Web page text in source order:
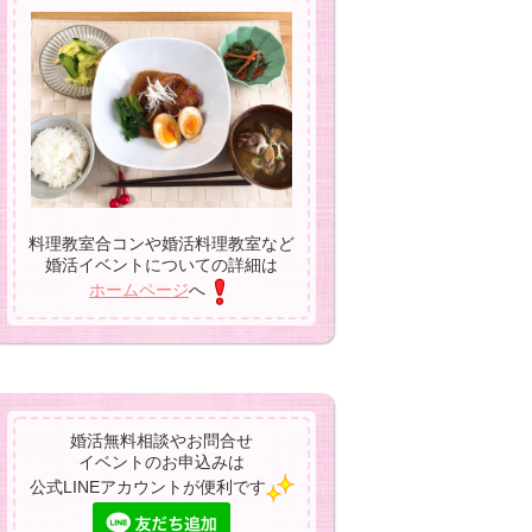
料理教室合コンや婚活料理教室など
婚活イベントについての詳細は
ホームページへ
婚活無料相談やお問合せ
イベントのお申込みは
公式LINEアカウントが便利です